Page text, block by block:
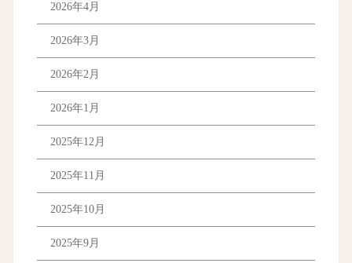
2026年4月
2026年3月
2026年2月
2026年1月
2025年12月
2025年11月
2025年10月
2025年9月